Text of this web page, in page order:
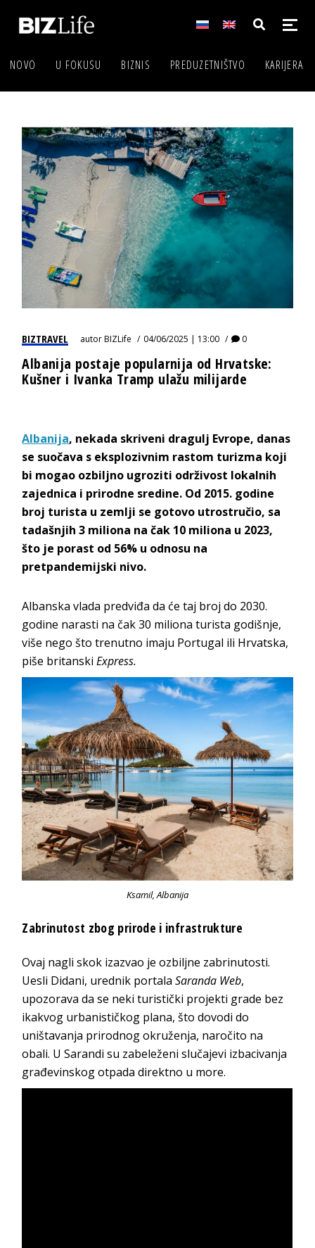
NOVO U FOKUSU BIZNIS PREDUZETNIŠTVO KARIJERA
BIZTRAVEL autorBIZLife 04/06/2025 | 13:00 0
Albanija postaje popularnija od Hrvatske:
Kušner i Ivanka Tramp ulažu milijarde
Albanija, nekada skriveni dragulj Evrope, danas
se suočava s eksplozivnim rastom turizma koji
bi mogao ozbiljno ugroziti održivost lokalnih
zajednica i prirodne sredine. Od 2015. godine
broj turista u zemlji se gotovo utrostručio, sa
tadašnjih 3 miliona na čak 10 miliona u 2023,
što je porast od 56% u odnosu na
pretpandemijski nivo.
Albanska vlada predviđa da će taj broj do 2030.
godine narasti na čak 30 miliona turista godišnje,
više nego što trenutno imaju Portugal ili Hrvatska,
piše britanski Express.
Ksamil, Albanija
Zabrinutost zbog prirode i infrastrukture
Ovaj nagli skok izazvao je ozbiljne zabrinutosti.
Uesli Didani, urednik portalaSaranda Web,
upozorava da se neki turistički projekti grade bez
ikakvog urbanističkog plana, što dovodi do
uništavanja prirodnog okruženja, naročito na
obali. U Sarandi su zabeleženi slučajevi izbacivanja
građevinskog otpada direktno u more.